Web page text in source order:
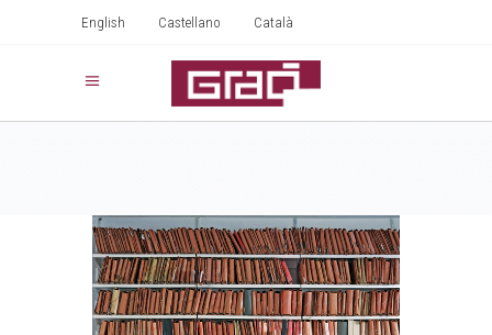
English Castellano Català